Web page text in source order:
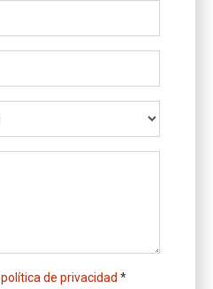
política de privacidad *